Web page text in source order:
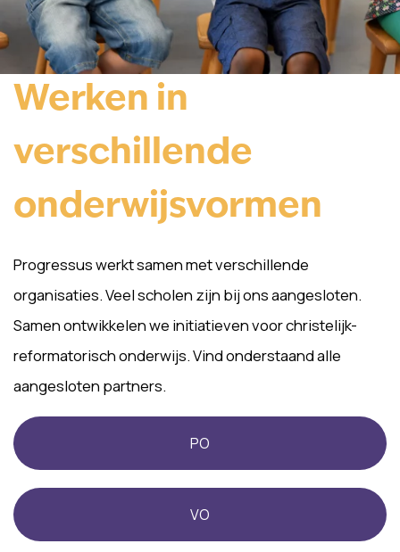
Werken in
verschillende
onderwijsvormen
Progressus werkt samen met verschillende
organisaties. Veel scholen zijn bij ons aangesloten.
Samen ontwikkelen we initiatieven voor christelijk-
reformatorisch onderwijs. Vind onderstaand alle
aangesloten partners.
PO
VO